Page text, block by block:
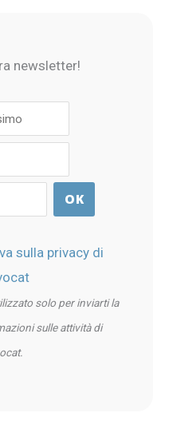
newsletter!
sulla privacy di
solo per inviarti la
sulle attività di